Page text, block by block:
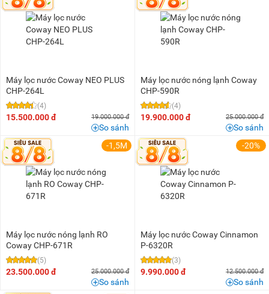
2 triệu - 3 triệu (9)
3 triệu - 5 triệu
10 triệu - 15 triệu
15 triệu - 20 triệu
(4)
25 triệu - 30 triệu
30 triệu - 40 triệu
40 triệu - 50 triệu (1)
Máy lọc nước Coway NEO PLUS
CHP-264L
(4)
15.500.000 đ 19.000.000 đ
So sánh
Máy lọc nước nóng lạnh Coway
CHP-590R
(4)
19.900.000 đ 25.000.000 đ
So sánh
-1,5M
Máy lọc nước nóng lạnh RO
Coway CHP-671R
(5)
23.500.000 đ 25.000.000 đ
So sánh
-20%
Máy lọc nước Coway Cinnamon
P-6320R
(3)
9.990.000 đ 12.500.000 đ
So sánh